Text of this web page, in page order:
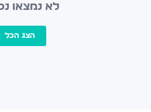
לא נמצאו
הצג הכל